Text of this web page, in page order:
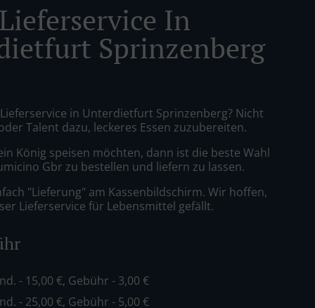
In
Sprinzenberg
in Unterdietfurt Sprinzenberg? Nicht
Talent dazu, leckeres Essen zuzubereiten.
König speisen möchten, dann ist die beste Wahl
Gbr zu bestellen und liefern zu lassen.
"Lieferung" am Kassenbildschirm. Wir hoffen,
Lieferservice für Lebensmittel gefällt.
- 15,00 €, Gebühr - 3,00 €
- 25,00 €, Gebühr - 5,00 €